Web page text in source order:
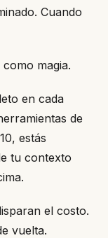
Cuando
magia.
en cada
de
estás
tu contexto
el costo.
vuelta.